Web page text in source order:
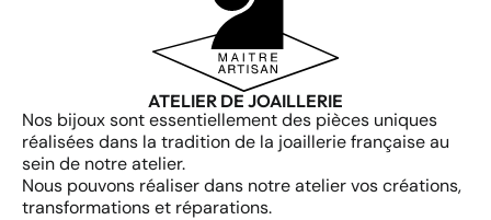
ATELIER DE JOAILLERIE
Nos bijoux sont essentiellement des pièces uniques
réalisées dans la tradition de la joaillerie française au
sein de notre atelier.
Nous pouvons réaliser dans notre atelier vos créations,
transformations et réparations.